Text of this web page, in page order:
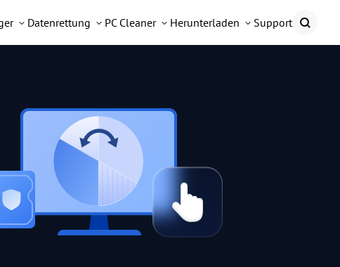
Datenrettung PC Cleaner Herunterladen Support